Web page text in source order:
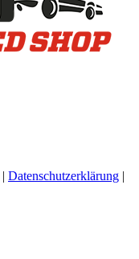
| Datenschutzerklärung |